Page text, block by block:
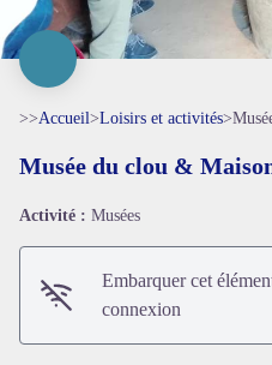
>>Accueil>Loisirs et activités>
Musée du clou &
Activité : Musées
Embarquer cet
connexion